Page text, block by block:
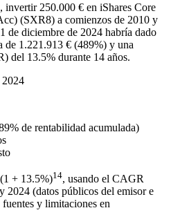
invertir 250.000 € en iShares Core
(SXR8) a comienzos de 2010 y
de diciembre de 2024 habría dado
de 1.221.913 € (489%) y una
del 13.5% durante 14 años.
2024
% de rentabilidad acumulada)
+ 13.5%)14, usando el CAGR
y 2024 (datos públicos del emisor e
y limitaciones en